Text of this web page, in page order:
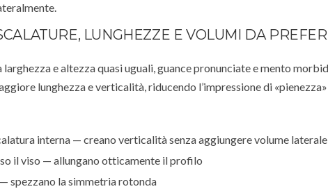
LUNGHEZZE E VOLUMI DA
e altezza quasi uguali, guance pronunciate e mento
lunghezza e verticalità, riducendo l’impressione di
interna — creano verticalità senza aggiungere volume laterale
il viso — allungano otticamente il profilo
spezzano la simmetria rotonda